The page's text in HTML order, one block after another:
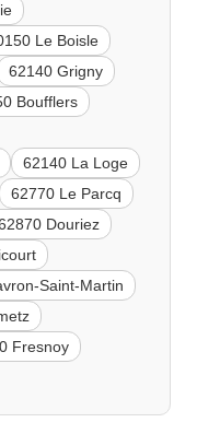
Le Boisle
62140 Grigny
Boufflers
62140 La Loge
62770 Le Parcq
Douriez
Saint-Martin
Fresnoy